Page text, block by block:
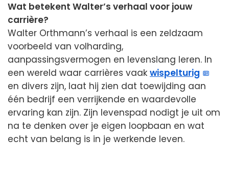
Wat betekent Walter’s verhaal voor jouw
carrière?
Walter Orthmann’s verhaal is een zeldzaam
voorbeeld van volharding,
aanpassingsvermogen en levenslang leren. In
een wereld waar carrières vaak wispelturig
en divers zijn, laat hij zien dat toewijding aan
één bedrijf een verrijkende en waardevolle
ervaring kan zijn. Zijn levenspad nodigt je uit om
na te denken over je eigen loopbaan en wat
echt van belang is in je werkende leven.